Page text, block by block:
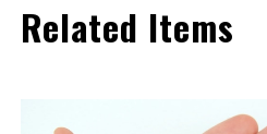
Related Items